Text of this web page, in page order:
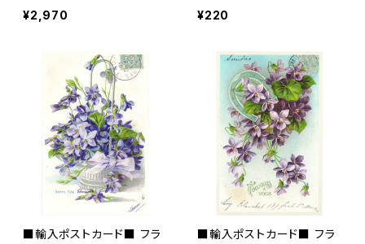
e la Violette フランス/トゥ
ールーズ バイオレット 52×
¥2,970
ポストカード Toulouse
¥220
■輸入ポストカード■ フラ ■輸入ポストカード■ フラ